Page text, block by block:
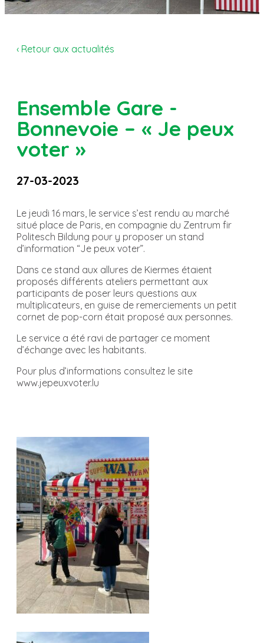
‹ Retour aux actualités
Ensemble Gare -
Bonnevoie – « Je peux
voter »
27-03-2023
Le jeudi 16 mars, le service s’est rendu au marché
situé place de Paris, en compagnie du Zentrum fir
Politesch Bildung pour y proposer un stand
d’information “Je peux voter”.
Dans ce stand aux allures de Kiermes étaient
proposés différents ateliers permettant aux
participants de poser leurs questions aux
multiplicateurs, en guise de remerciements un petit
cornet de pop-corn était proposé aux personnes.
Le service a été ravi de partager ce moment
d’échange avec les habitants.
Pour plus d’informations consultez le site
www.jepeuxvoter.lu